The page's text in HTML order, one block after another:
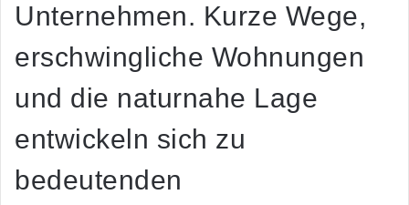
Unternehmen. Kurze Wege,
erschwingliche Wohnungen
und die naturnahe Lage
entwickeln sich zu
bedeutenden